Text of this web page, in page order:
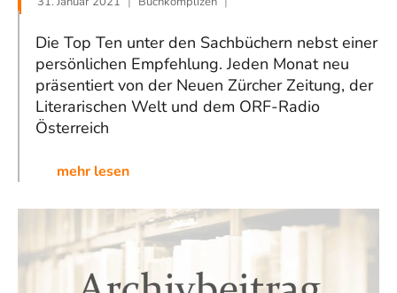
Die Top Ten unter den Sachbüchern nebst einer
persönlichen Empfehlung. Jeden Monat neu
präsentiert von der Neuen Zürcher Zeitung, der
Literarischen Welt und dem ORF-Radio
Österreich
mehr lesen